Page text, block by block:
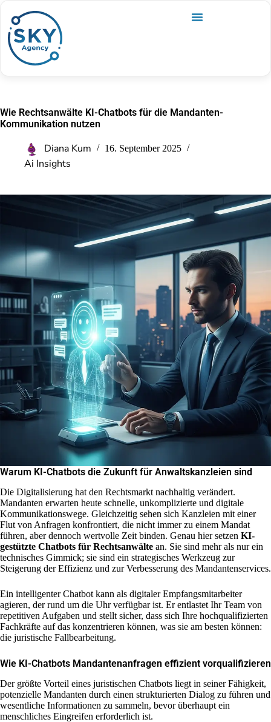
Wie Rechtsanwälte KI-Chatbots für die Mandanten-
Kommunikation nutzen
Diana Kum 16. September 2025
Ai Insights
Warum KI-Chatbots die Zukunft für Anwaltskanzleien sind
Die Digitalisierung hat den Rechtsmarkt nachhaltig verändert.
Mandanten erwarten heute schnelle, unkomplizierte und digitale
Kommunikationswege. Gleichzeitig sehen sich Kanzleien mit einer
Flut von Anfragen konfrontiert, die nicht immer zu einem Mandat
führen, aber dennoch wertvolle Zeit binden. Genau hier setzen KI-
gestützte Chatbots für Rechtsanwälte an. Sie sind mehr als nur ein
technisches Gimmick; sie sind ein strategisches Werkzeug zur
Steigerung der Effizienz und zur Verbesserung des Mandantenservices.
Ein intelligenter Chatbot kann als digitaler Empfangsmitarbeiter
agieren, der rund um die Uhr verfügbar ist. Er entlastet Ihr Team von
repetitiven Aufgaben und stellt sicher, dass sich Ihre hochqualifizierten
Fachkräfte auf das konzentrieren können, was sie am besten können:
die juristische Fallbearbeitung.
Wie KI-Chatbots Mandantenanfragen effizient vorqualifizieren
Der größte Vorteil eines juristischen Chatbots liegt in seiner Fähigkeit,
potenzielle Mandanten durch einen strukturierten Dialog zu führen und
wesentliche Informationen zu sammeln, bevor überhaupt ein
menschliches Eingreifen erforderlich ist.